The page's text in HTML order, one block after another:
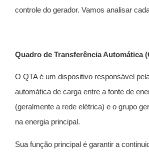
controle do gerador. Vamos analisar
Quadro de Transferência Automática
O QTA é um dispositivo responsável
automática de carga entre a fonte de
(geralmente a rede elétrica) e o grupo
na energia principal.
Sua função principal é garantir a